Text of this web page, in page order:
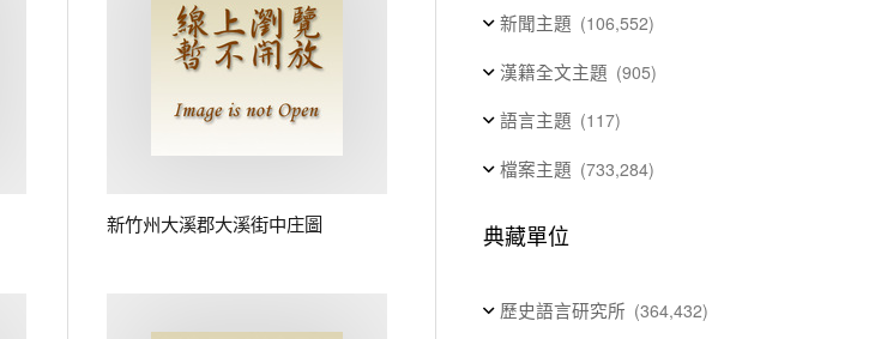
新竹州大溪郡大溪街中庄圖
新聞主題 (106,552)
漢籍全文主題 (905)
語言主題 (117)
檔案主題 (733,284)
典藏單位
歷史語言研究所 (364,432)